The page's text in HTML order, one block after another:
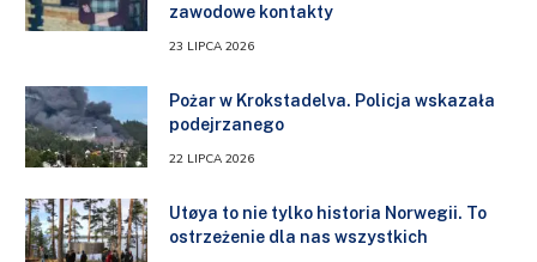
zawodowe kontakty
23 LIPCA 2026
Pożar w Krokstadelva. Policja wskazała
podejrzanego
22 LIPCA 2026
Utøya to nie tylko historia Norwegii. To
ostrzeżenie dla nas wszystkich